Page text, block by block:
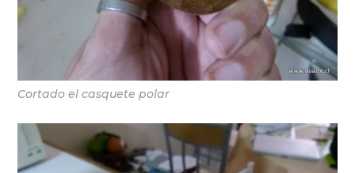
Cortado el casquete polar